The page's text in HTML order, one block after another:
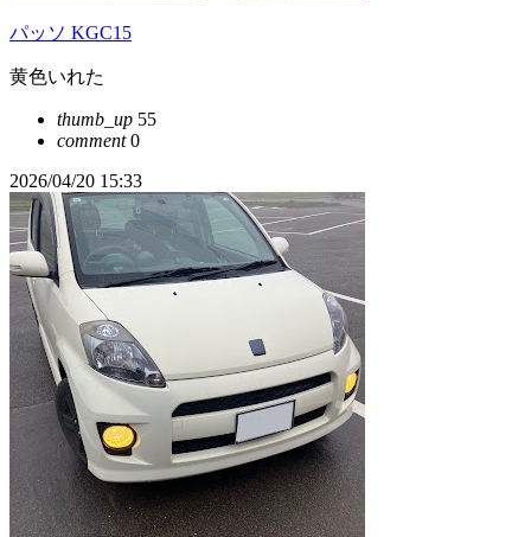
パッソ KGC15
黄色いれた
thumb_up 55
comment0
2026/04/20 15:33